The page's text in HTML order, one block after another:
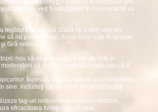
veţi fi sancţionaţi în concordanţă cu
legătură cu topicul. Dacă nu puteţi oferi un
să nu postaţi nimic. Acest lucru este în special
fără relevanţă.
nou să vă asiguraţi că acesta este în
să nu fie nevoiţi să îl mute sau să îl
Încercaţi să însumaţi pe scurt problema
sine. Includeţi cât de multe informaţii puteţi
tag-uri relevante subiectului deschis.
eficacitatea funcţiei de căutare.